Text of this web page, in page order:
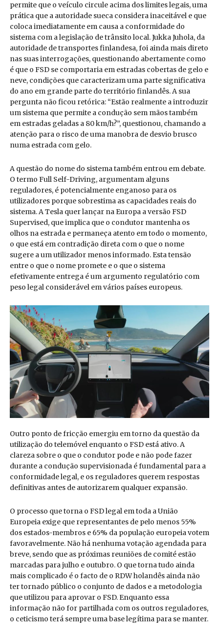
permite que o veículo circule acima dos limites legais, uma
prática que a autoridade sueca considera inaceitável e que
coloca imediatamente em causa a conformidade do
sistema com a legislação de trânsito local. Jukka Juhola, da
autoridade de transportes finlandesa, foi ainda mais direto
nas suas interrogações, questionando abertamente como
é que o FSD se comportaria em estradas cobertas de gelo e
neve, condições que caracterizam uma parte significativa
do ano em grande parte do território finlandês. A sua
pergunta não ficou retórica: “Estão realmente a introduzir
um sistema que permite a condução sem mãos também
em estradas geladas a 80 km/h?”, questionou, chamando a
atenção para o risco de uma manobra de desvio brusco
numa estrada com gelo.
A questão do nome do sistema também entrou em debate.
O termo Full Self-Driving, argumentam alguns
reguladores, é potencialmente enganoso para os
utilizadores porque sobrestima as capacidades reais do
sistema. A Tesla quer lançar na Europa a versão FSD
Supervised, que implica que o condutor mantenha os
olhos na estrada e permaneça atento em todo o momento,
o que está em contradição direta com o que o nome
sugere a um utilizador menos informado. Esta tensão
entre o que o nome promete e o que o sistema
efetivamente entrega é um argumento regulatório com
peso legal considerável em vários países europeus.
Outro ponto de fricção emergiu em torno da questão da
utilização do telemóvel enquanto o FSD está ativo. A
clareza sobre o que o condutor pode e não pode fazer
durante a condução supervisionada é fundamental para a
conformidade legal, e os reguladores querem respostas
definitivas antes de autorizarem qualquer expansão.
O processo que torna o FSD legal em toda a União
Europeia exige que representantes de pelo menos 55%
dos estados-membros e 65% da população europeia votem
favoravelmente. Não há nenhuma votação agendada para
breve, sendo que as próximas reuniões de comité estão
marcadas para julho e outubro. O que torna tudo ainda
mais complicado é o facto de o RDW holandês ainda não
ter tornado público o conjunto de dados e a metodologia
que utilizou para aprovar o FSD. Enquanto essa
informação não for partilhada com os outros reguladores,
o ceticismo terá sempre uma base legítima para se manter.